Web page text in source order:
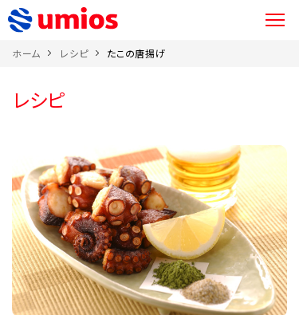
ホーム レシピ たこの唐揚げ
レシピ